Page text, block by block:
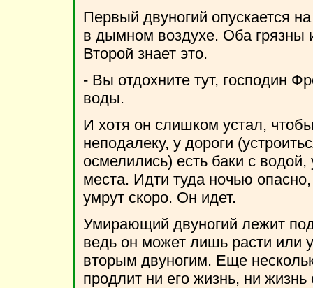
Первый двуногий опускается
в дымном воздухе. Оба грязны
Второй знает это.
- Вы отдохните тут, господин
воды.
И хотя он слишком устал,
неподалеку, у дороги
осмелились) есть баки с
места. Идти туда ночью
умрут скоро. Он идет.
Умирающий двуногий лежит
ведь он может лишь расти или
вторым двуногим. Еще
продлит ни его жизнь, ни